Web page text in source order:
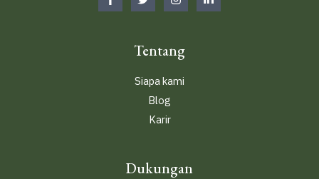
Tentang
Siapa kami
Blog
Karir
Dukungan